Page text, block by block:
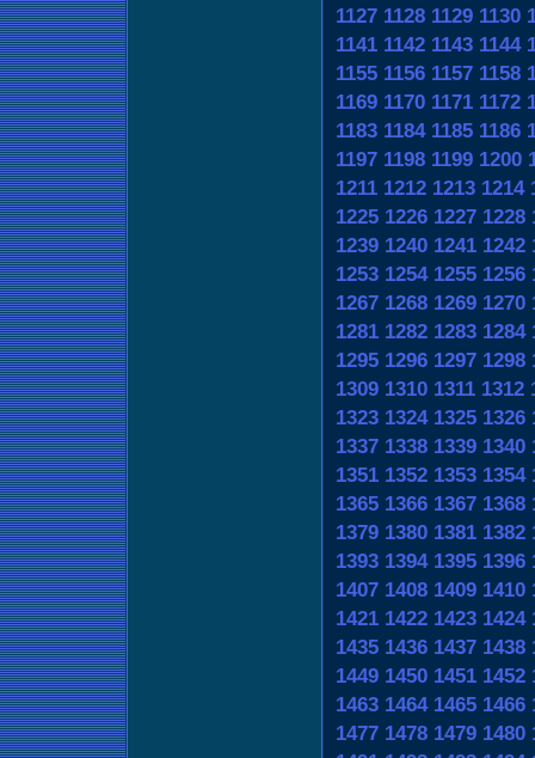
1127 1128 1129 1130
1141 1142 1143 1144
1155 1156 1157 1158
1169 1170 1171 1172
1183 1184 1185 1186
1197 1198 1199 1200
1211 1212 1213 1214
1225 1226 1227 1228
1239 1240 1241 1242
1253 1254 1255 1256
1267 1268 1269 1270
1281 1282 1283 1284
1295 1296 1297 1298
1309 1310 1311 1312
1323 1324 1325 1326
1337 1338 1339 1340
1351 1352 1353 1354
1365 1366 1367 1368
1379 1380 1381 1382
1393 1394 1395 1396
1407 1408 1409 1410
1421 1422 1423 1424
1435 1436 1437 1438
1449 1450 1451 1452
1463 1464 1465 1466
1477 1478 1479 1480